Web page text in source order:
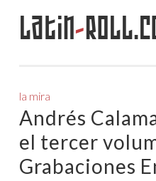
Saltar
Latin-
la mira
Andrés
el tercer
Grabaciones